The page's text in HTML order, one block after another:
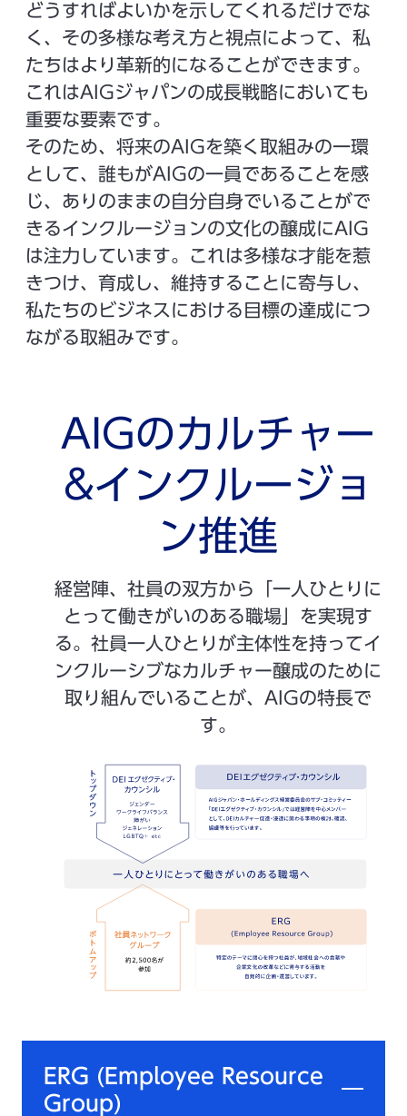
どうすればよいかを示してくれるだけでな
く、その多様な考え方と視点によって、私
たちはより革新的になることができます。
これはAIGジャパンの成長戦略においても
重要な要素です。
そのため、将来のAIGを築く取組みの一環
として、誰もがAIGの一員であることを感
じ、ありのままの自分自身でいることがで
きるインクルージョンの文化の醸成にAIG
は注力しています。これは多様な才能を惹
きつけ、育成し、維持することに寄与し、
私たちのビジネスにおける目標の達成につ
ながる取組みです。
AIGのカルチャー
&インクルージョ
ン推進
経営陣、社員の双方から「一人ひとりに
とって働きがいのある職場」を実現す
る。社員一人ひとりが主体性を持ってイ
ンクルーシブなカルチャー醸成のために
取り組んでいることが、AIGの特長で
す。
ERG (Employee Resource
Group)